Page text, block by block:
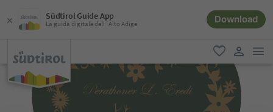
Südtirol Guide App
La guida digitale dell´Alto Adige Download
favoriti